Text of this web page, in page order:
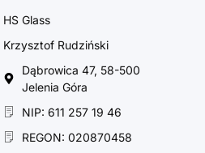
HS Glass
Krzysztof Rudziński
Dąbrowica 47, 58-500
Jelenia Góra
NIP: 611 257 19 46
REGON: 020870458